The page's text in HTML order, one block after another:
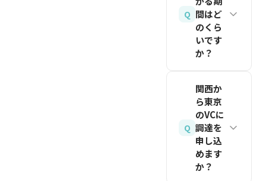
によって
大きく異
なります
（金額水
2026年8
月時点の
目安）。
関連記事
を読む
め、企業
価値の算
定が難し
いシード
ていま
す。普通
株と異な
り、投資
時点では
株式では
きさ、な
ぜ今この
タイミン
グかの説
です。完
璧な実績
よりも、
ビジョン
の大きさ
と実行力
ンは、チ
ームの実
績、対象
市場の規
（TAM/SAM/
プロダク
トの完成
度、類似
スタート
アップの
Q 間はど
のくら
いです
か？
ウンドの
場合、初
回コンタ
クトから
着金まで
平均2〜
Q
関西か
ら東京
のVCに
調達を
申し込
めます
か？